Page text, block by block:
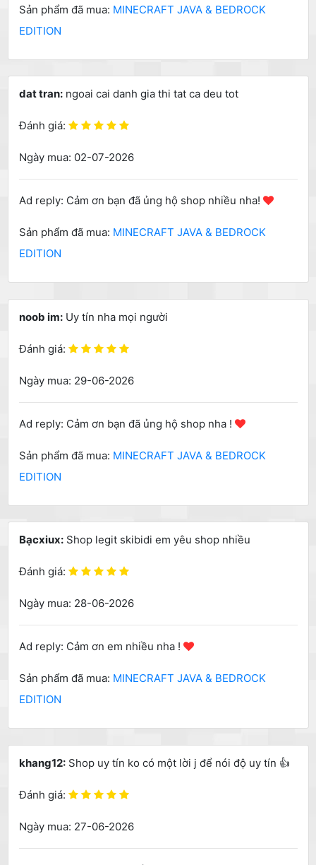
Sản phẩm đã mua: MINECRAFT JAVA & BEDROCK
EDITION
dat tran:ngoai cai danh gia thi tat ca deu tot
Đánh giá:
Ngày mua: 02-07-2026
Ad reply: Cảm ơn bạn đã ủng hộ shop nhiều nha!
Sản phẩm đã mua: MINECRAFT JAVA & BEDROCK
EDITION
noob im:Uy tín nha mọi người
Đánh giá:
Ngày mua: 29-06-2026
Ad reply: Cảm ơn bạn đã ủng hộ shop nha !
Sản phẩm đã mua: MINECRAFT JAVA & BEDROCK
EDITION
Bạcxiux:Shop legit skibidi em yêu shop nhiều
Đánh giá:
Ngày mua: 28-06-2026
Ad reply: Cảm ơn em nhiều nha !
Sản phẩm đã mua: MINECRAFT JAVA & BEDROCK
EDITION
khang12:Shop uy tín ko có một lời j để nói độ uy tín 👍
Đánh giá:
Ngày mua: 27-06-2026